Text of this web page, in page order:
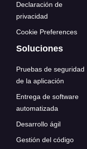
Declaración de
privacidad
Cookie Preferences
Soluciones
Pruebas de seguridad
de la aplicación
Entrega de software
automatizada
Desarrollo ágil
Gestión del código